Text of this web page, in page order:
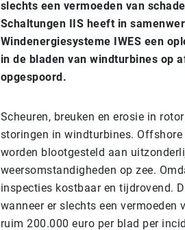
slechts een vermoeden van
Schaltungen IIS heeft in
Windenergiesysteme IWES een
in de bladen van windturbines op
opgespoord.
Scheuren, breuken en erosie in
storingen in windturbines.
worden blootgesteld aan
weersomstandigheden op zee.
inspecties kostbaar en tijdrovend.
wanneer er slechts een
ruim 200.000 euro per blad per